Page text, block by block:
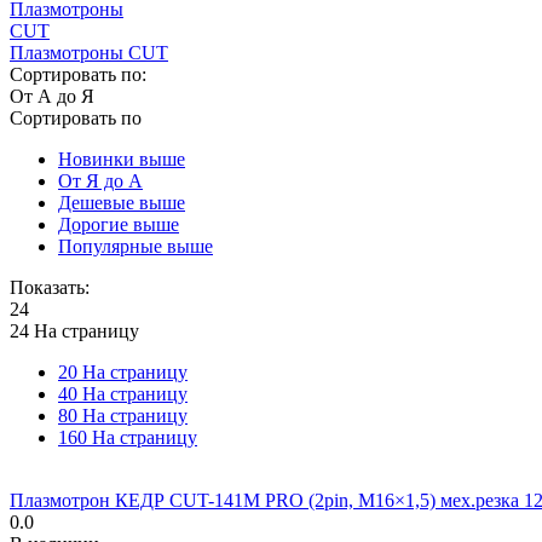
Плазмотроны CUT
Сортировать по:
От А до Я
Сортировать по
Новинки выше
От Я до А
Дешевые выше
Дорогие выше
Популярные выше
Показать:
24
24 На страницу
20 На страницу
40 На страницу
80 На страницу
160 На страницу
Плазмотрон КЕДР CUT-141M PRO (2pin, M16×1,5) мех.резка
0.0